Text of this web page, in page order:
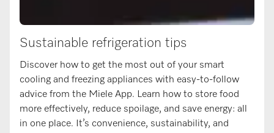
Sustainable refrigeration tips
Discover how to get the most out of your smart
cooling and freezing appliances with easy-to-follow
advice from the Miele App. Learn how to store food
more effectively, reduce spoilage, and save energy: all
in one place. It’s convenience, sustainability, and